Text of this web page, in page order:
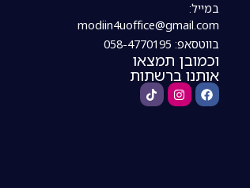
במייל:
modiin4uoffice@gmail.com
בווטסאפ: 058-4770195
וכמובן תמצאו
אותנו ברשתות